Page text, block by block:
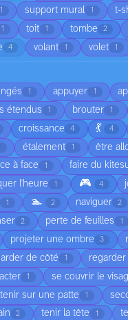
1 support mural 1 t-
1 toit 1 tombe 2
4 volant 1 volet 1
1 appuyer 1
étendus 1 brouter 1
croissance 4 💃 4
étalement 1 être
à face 1 faire du
l'heure 1 🎮 4
1 🏊 2 naviguer 2
2 perte de feuilles 1
projeter une ombre 3
de côté 1
1 se couvrir le
sur une patte 1
2 tenir la tête 1